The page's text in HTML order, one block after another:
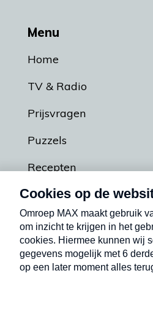
Menu
Home
TV & Radio
Prijsvragen
Puzzels
Recepten
Podcasts